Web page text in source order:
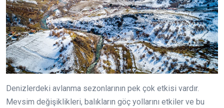
Denizlerdeki avlanma sezonlarının pek çok etkisi vardır.
Mevsim değişiklikleri, balıkların göç yollarını etkiler ve bu